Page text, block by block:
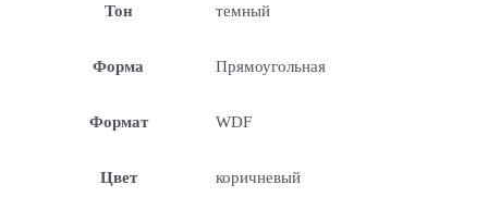
Тон темный
Форма Прямоугольная
Формат WDF
Цвет коричневый